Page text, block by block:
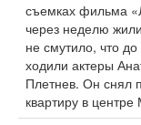
съемках фильма
через неделю
не смутило, что
ходили актеры
Плетнев. Он снял
квартиру в